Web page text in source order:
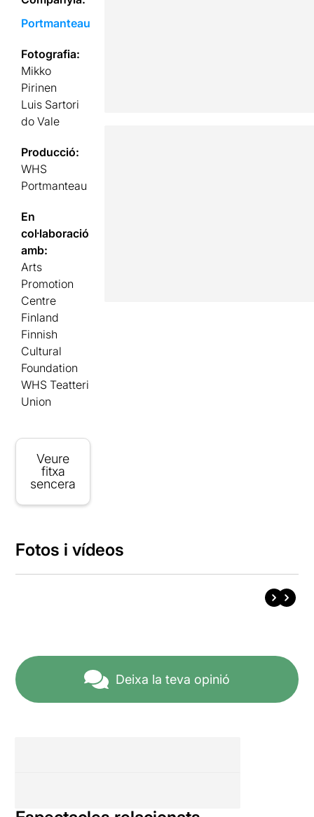
Portmanteau
Fotografia:
Mikko
Pirinen
Luis Sartori
do Vale
Producció:
WHS
Portmanteau
En
col·laboració
amb:
Arts
Promotion
Centre
Finland
Finnish
Cultural
Foundation
WHS Teatteri
Union
Veure
fitxa
sencera
Fotos i vídeos
Deixa la teva opinió